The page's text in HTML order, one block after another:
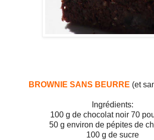
BROWNIE SANS BEURRE (et
Ingrédients:
100 g de chocolat noir 70
50 g environ de pépites de
100 g de sucre